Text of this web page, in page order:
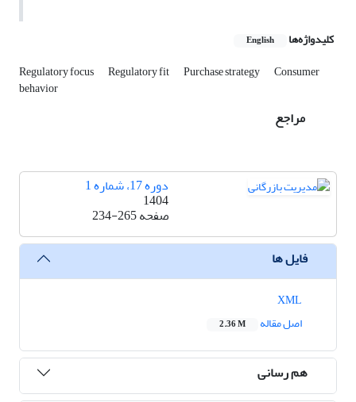
کلیدواژه‌ها English
Regulatory focus Regulatory fit Purchase strategy Consumer
behavior
مراجع
دوره 17، شماره 1
1404
صفحه234-265
فایل ها
اصل مقاله
2.36 M
هم رسانی